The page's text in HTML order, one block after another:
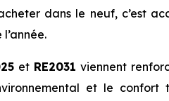
dans le neuf, c’est
et RE2031 viennent
et le